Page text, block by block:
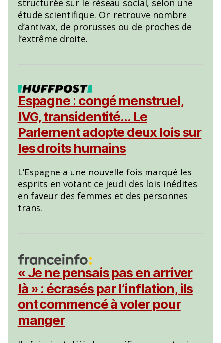
structurée sur le réseau social, selon une
étude scientifique. On retrouve nombre
d’antivax, de prorusses ou de proches de
l’extrême droite.
Espagne : congé menstruel,
IVG, transidentité… Le
Parlement adopte deux lois sur
les droits humains
L’Espagne a une nouvelle fois marqué les
esprits en votant ce jeudi des lois inédites
en faveur des femmes et des personnes
trans.
« Je ne pensais pas en arriver
là » : écrasés par l’inflation, ils
ont commencé à voler pour
manger